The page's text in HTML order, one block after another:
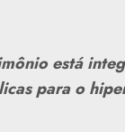
está
para o